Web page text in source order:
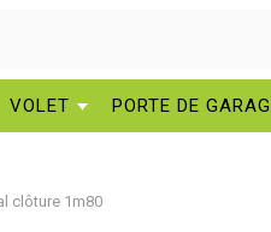
VOLET PORTE DE
clôture 1m80